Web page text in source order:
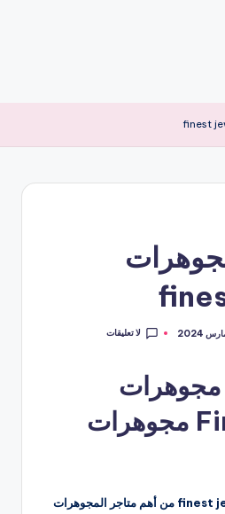
لا تعليقات
Finest Jewel مجوهرات
يعد متجر مجوهرات finest jewelry من أهم متاجر المجوهرات